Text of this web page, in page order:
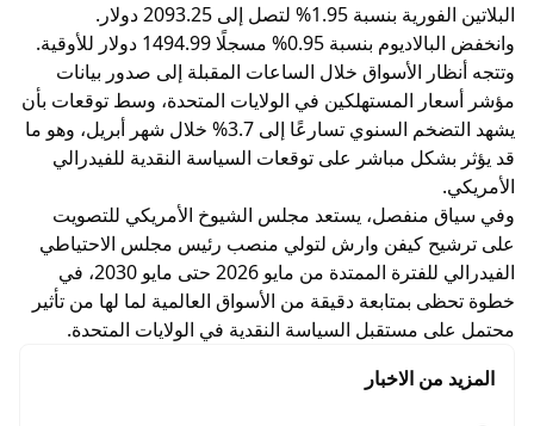
البلاتين الفورية بنسبة 1.95% لتصل إلى 2093.25 دولار.
وانخفض البالاديوم بنسبة 0.95% مسجلًا 1494.99 دولار للأوقية.
وتتجه أنظار الأسواق خلال الساعات المقبلة إلى صدور بيانات
مؤشر أسعار المستهلكين في الولايات المتحدة، وسط توقعات بأن
يشهد التضخم السنوي تسارعًا إلى 3.7% خلال شهر أبريل، وهو ما
قد يؤثر بشكل مباشر على توقعات السياسة النقدية للفيدرالي
الأمريكي.
وفي سياق منفصل، يستعد مجلس الشيوخ الأمريكي للتصويت
على ترشيح كيفن وارش لتولي منصب رئيس مجلس الاحتياطي
الفيدرالي للفترة الممتدة من مايو 2026 حتى مايو 2030، في
خطوة تحظى بمتابعة دقيقة من الأسواق العالمية لما لها من تأثير
محتمل على مستقبل السياسة النقدية في الولايات المتحدة.
المزيد من الاخبار